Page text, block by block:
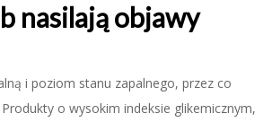
nasilają objawy
i poziom stanu zapalnego, przez co
o wysokim indeksie glikemicznym,